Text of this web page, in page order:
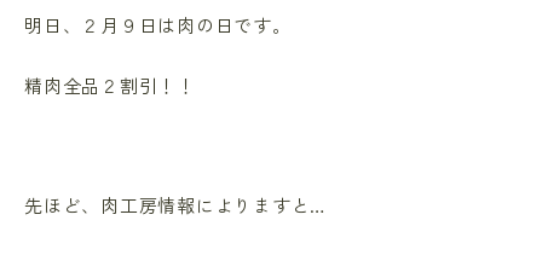
明日、２月９日は肉の日です。
精肉全品２割引！！
先ほど、肉工房情報によりますと…